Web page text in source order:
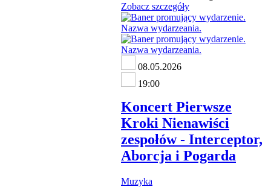
Zobacz szczegóły
08.05.2026
19:00
Koncert Pierwsze
Kroki Nienawiści
zespołów - Interceptor,
Aborcja i Pogarda
Muzyka